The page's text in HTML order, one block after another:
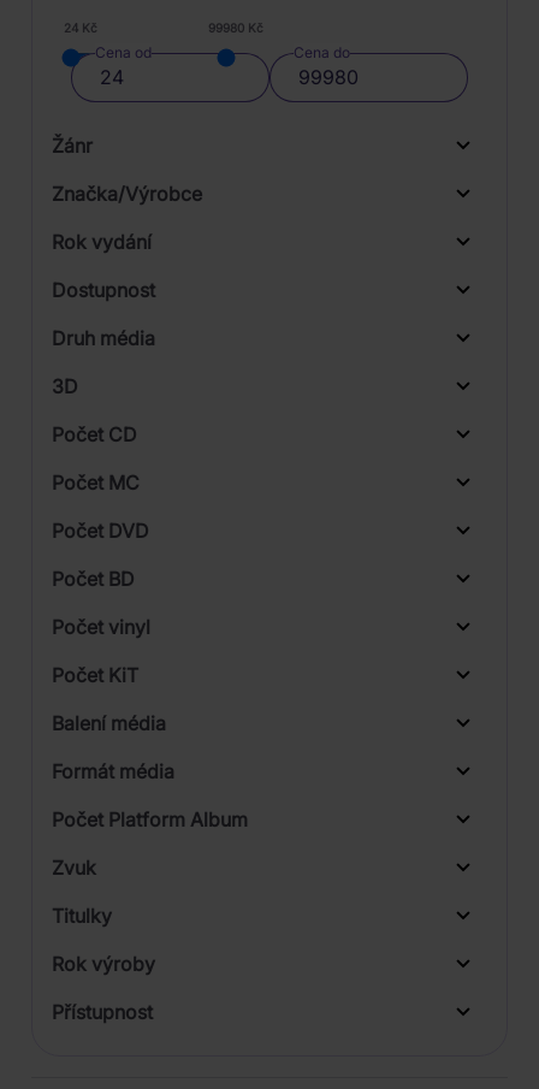
24 Kč 99980 Kč
Cena od Cena do
Žánr
Značka/Výrobce
Rok vydání
Od
Dostupnost
Druh média
3D
Počet CD
Počet MC
Počet DVD
Počet BD
Počet vinyl
Počet KiT
Balení média
Formát média
Počet Platform Album
Zvuk
Titulky
Rok výroby
Přístupnost